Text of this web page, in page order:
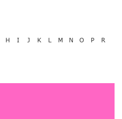
H I J K L M N O P
R